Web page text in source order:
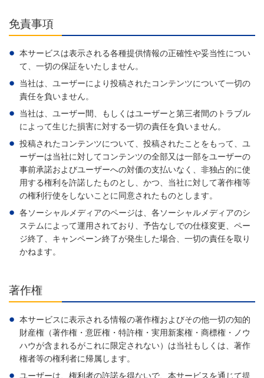
免責事項
本サービスは表示される各種提供情報の正確性や妥当性につい
て、一切の保証をいたしません。
当社は、ユーザーにより投稿されたコンテンツについて一切の
責任を負いません。
当社は、ユーザー間、もしくはユーザーと第三者間のトラブル
によって生じた損害に対する一切の責任を負いません。
投稿されたコンテンツについて、投稿されたことをもって、ユ
ーザーは当社に対してコンテンツの全部又は一部をユーザーの
事前承諾およびユーザーへの対価の支払いなく、非独占的に使
用する権利を許諾したものとし、かつ、当社に対して著作権等
の権利行使をしないことに同意されたものとします。
各ソーシャルメディアのページは、各ソーシャルメディアのシ
ステムによって運用されており、予告なしでの仕様変更、ペー
ジ終了、キャンペーン終了が発生した場合、一切の責任を取り
かねます。
著作権
本サービスに表示される情報の著作権およびその他一切の知的
財産権（著作権・意匠権・特許権・実用新案権・商標権・ノウ
ハウが含まれるがこれに限定されない）は当社もしくは、著作
権者等の権利者に帰属します。
ユーザーは、権利者の許諾を得ないで、本サービスを通じて提